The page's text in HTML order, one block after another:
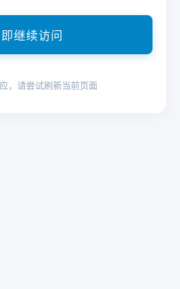
继续访问
，请尝试刷新当前页面